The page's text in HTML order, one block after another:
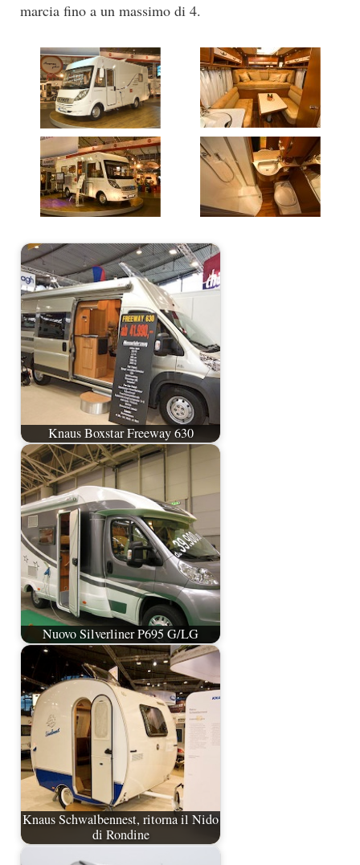
marcia fino a un massimo di 4.
Knaus Boxstar Freeway 630
Nuovo Silverliner P695 G/LG
Knaus Schwalbennest, ritorna il Nido
di Rondine